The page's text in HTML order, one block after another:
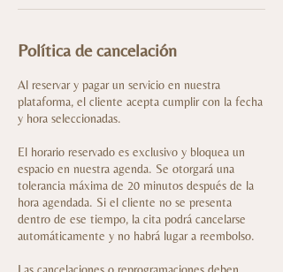
Política de cancelación
Al reservar y pagar un servicio en nuestra
plataforma, el cliente acepta cumplir con la fecha
y hora seleccionadas.
El horario reservado es exclusivo y bloquea un
espacio en nuestra agenda. Se otorgará una
tolerancia máxima de 20 minutos después de la
hora agendada. Si el cliente no se presenta
dentro de ese tiempo, la cita podrá cancelarse
automáticamente y no habrá lugar a reembolso.